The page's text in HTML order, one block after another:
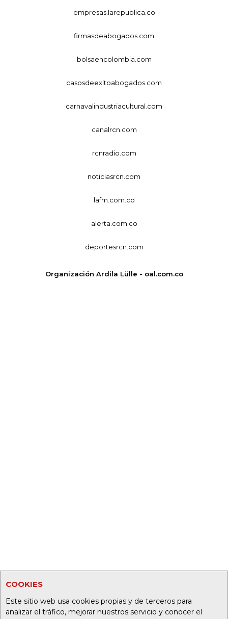
COOKIES
Este sitio web usa cookies propias y de terceros para
analizar el tráfico, mejorar nuestros servicio y conocer el
empresas.larepublica.co
firmasdeabogados.com
bolsaencolombia.com
casosdeexitoabogados.com
carnavalindustriacultural.com
canalrcn.com
rcnradio.com
noticiasrcn.com
lafm.com.co
alerta.com.co
deportesrcn.com
Organización Ardila Lülle - oal.com.co